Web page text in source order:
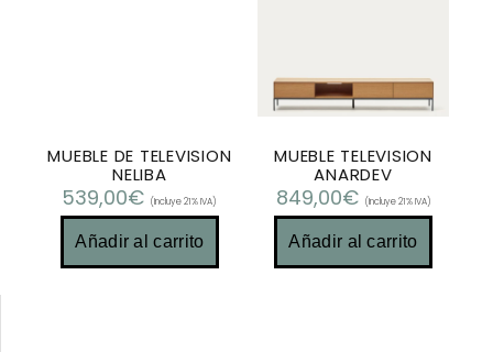
MUEBLE DE TELEVISION
NELIBA
539,00€ (Incluye 21% IVA)
Añadir al carrito
MUEBLE TELEVISION
ANARDEV
849,00€ (Incluye 21% IVA)
Añadir al carrito